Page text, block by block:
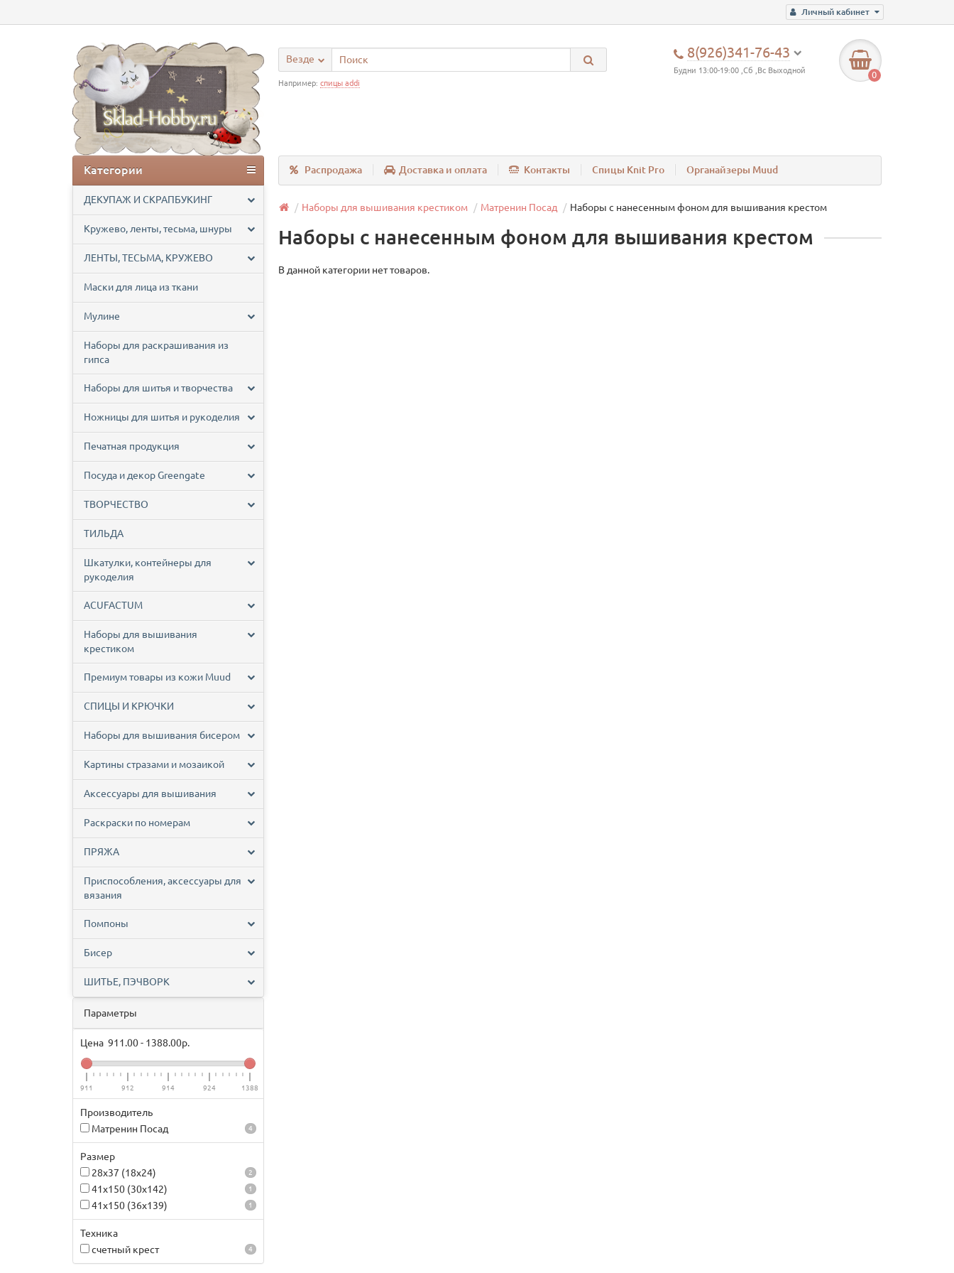
Личный кабинет
8(926)341-76-43
Будни 13:00-19:00 ,Сб ,Вс Выходной 0
Везде
Например: спицы addi
Распродажа Доставка и оплата Контакты Спицы Knit Pro Органайзеры Muud
Категории
ДЕКУПАЖ И СКРАПБУКИНГ
Кружево, ленты, тесьма, шнуры
ЛЕНТЫ, ТЕСЬМА, КРУЖЕВО
Маски для лица из ткани
Мулине
Наборы для раскрашивания из
гипса
Наборы для шитья и творчества
Ножницы для шитья и рукоделия
Печатная продукция
Посуда и декор Greengate
ТВОРЧЕСТВО
ТИЛЬДА
Шкатулки, контейнеры для
рукоделия
ACUFACTUM
Наборы для вышивания
крестиком
Премиум товары из кожи Muud
СПИЦЫ И КРЮЧКИ
Наборы для вышивания бисером
Картины стразами и мозаикой
Аксессуары для вышивания
Раскраски по номерам
ПРЯЖА
Приспособления, аксессуары для
вязания
Помпоны
Бисер
ШИТЬЕ, ПЭЧВОРК
Наборы для вышивания крестиком Матренин Посад Наборы с нанесенным фоном для вышивания крестом
Параметры
Цена 911.00- 1388.00р.
911 912 914 924 1388
Производитель
Матренин Посад
4
Размер
28х37 (18х24)
2
41х150 (30х142) 1
41х150 (36х139) 1
Техника
счетный крест
4
Наборы с нанесенным фоном для вышивания крестом
В данной категории нет товаров.